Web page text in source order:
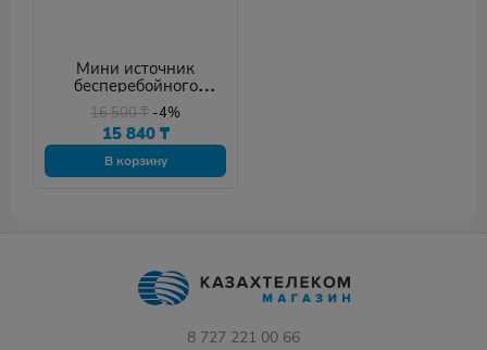
Мини источник
бесперебойного
питания Marsriva KP4
16 500₸ -4%
15 840 ₸
В корзину
8 727 221 00 66